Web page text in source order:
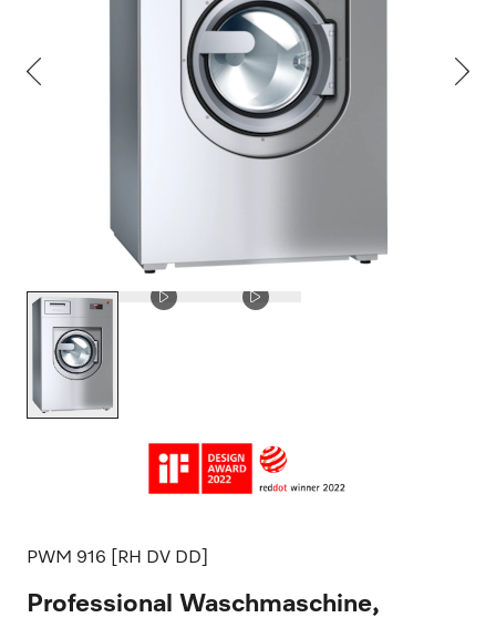
PWM 916 [RH DV DD]
Professional Waschmaschine,